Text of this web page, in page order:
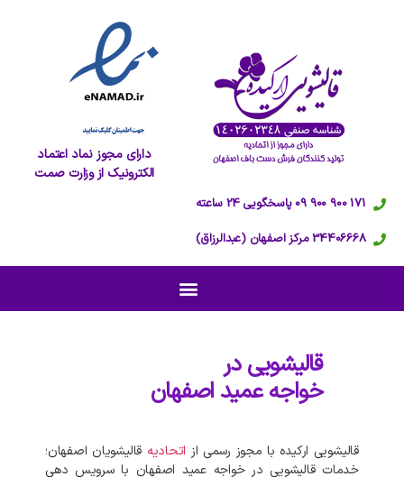
دارای مجوز نماد اعتماد
الکترونیک از وزارت صمت
171 900 900 09 پاسخگویی 24 ساعته
34406668 مرکز اصفهان (عبدالرزاق)
قالیشویی در
خواجه عمید اصفهان
قالیشویی ارکیده با مجوز رسمی از اتحادیه قالیشویان اصفهان؛
خدمات قالیشویی در خواجه عمید اصفهان با سرویس دهی